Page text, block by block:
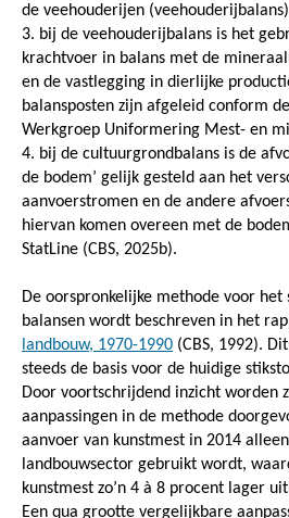
de veehouderijen
3. bij de veehouderijbalans is het
krachtvoer in balans met de
en de vastlegging in dierlijke
balansposten zijn afgeleid conform
Werkgroep Uniformering Mest- en
4. bij de cultuurgrondbalans is de
de bodem’ gelijk gesteld aan het
aanvoerstromen en de andere
hiervan komen overeen met de
StatLine (CBS, 2025b).
De oorspronkelijke methode voor het
balansen wordt beschreven in het
landbouw, 1970-1990 (CBS, 1992).
steeds de basis voor de huidige
Door voortschrijdend inzicht worden
aanpassingen in de methode
aanvoer van kunstmest in 2014
landbouwsector gebruikt wordt,
kunstmest zo’n 4 à 8 procent lager
Een qua grootte vergelijkbare